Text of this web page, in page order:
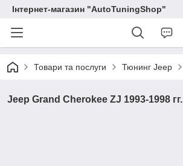
Інтернет-магазин "AutoTuningShop"
Товари та послуги Тюнинг Jeep
Jeep Grand Cherokee ZJ 1993-1998 гг.